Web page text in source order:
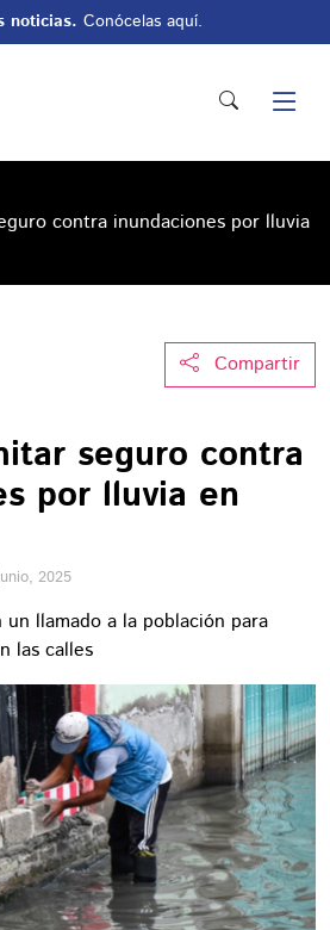
noticias. Conócelas aquí.
contra inundaciones por lluvia
Compartir
seguro contra
por lluvia en
2025
un llamado a la población para
las calles